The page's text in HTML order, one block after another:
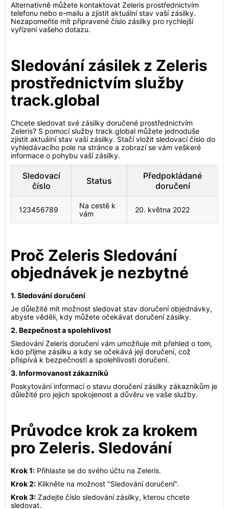
Alternativně můžete kontaktovat Zeleris prostřednictvím
telefonu nebo e-mailu a zjistit aktuální stav vaší zásilky.
Nezapomeňte mít připravené číslo zásilky pro rychlejší
vyřízení vašeho dotazu.
Sledování zásilek z Zeleris
prostřednictvím služby
track.global
Chcete sledovat své zásilky doručené prostřednictvím
Zeleris? S pomocí služby track.global můžete jednoduše
zjistit aktuální stav vaší zásilky. Stačí vložit sledovací číslo do
vyhledávacího pole na stránce a zobrazí se vám veškeré
informace o pohybu vaší zásilky.
Sledovací
číslo
Status
Předpokládané
doručení
123456789
Na cestě k
vám
20. května 2022
Proč Zeleris Sledování
objednávek je nezbytné
1. Sledování doručení
Je důležité mít možnost sledovat stav doručení objednávky,
abyste věděli, kdy můžete očekávat doručení zásilky.
2. Bezpečnost a spolehlivost
Sledování Zeleris doručení vám umožňuje mít přehled o tom,
kdo přijme zásilku a kdy se očekává její doručení, což
přispívá k bezpečnosti a spolehlivosti doručení.
3. Informovanost zákazníků
Poskytování informací o stavu doručení zásilky zákazníkům je
důležité pro jejich spokojenost a důvěru ve vaše služby.
Průvodce krok za krokem
pro Zeleris. Sledování
Krok 1: Přihlaste se do svého účtu na Zeleris.
Krok 2: Klikněte na možnost "Sledování doručení".
Krok 3: Zadejte číslo sledování zásilky, kterou chcete
sledovat.